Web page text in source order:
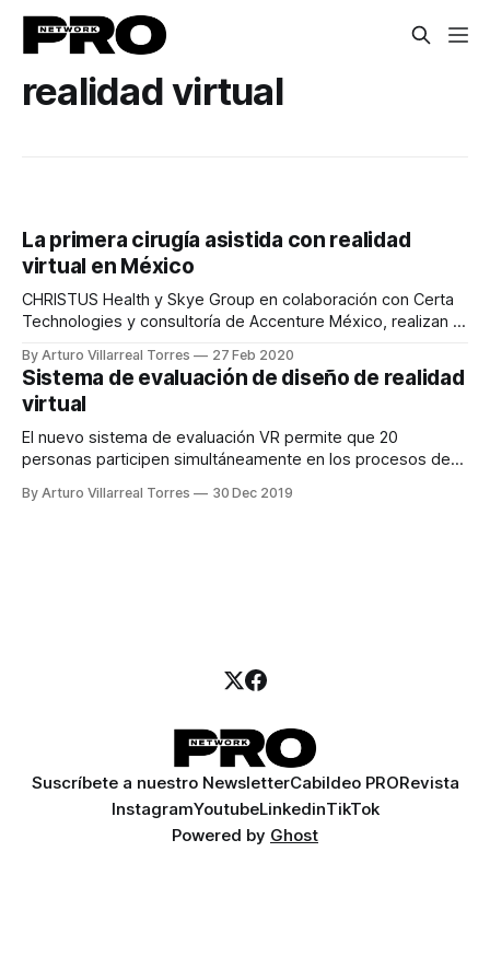
realidad virtual
La primera cirugía asistida con realidad
virtual en México
CHRISTUS Health y Skye Group en colaboración con Certa
Technologies y consultoría de Accenture México, realizan la
By Arturo Villarreal Torres 27 Feb 2020
Sistema de evaluación de diseño de realidad
virtual
El nuevo sistema de evaluación VR permite que 20
personas participen simultáneamente en los procesos de
By Arturo Villarreal Torres 30 Dec 2019
Suscríbete a nuestro NewsletterCabildeo PRORevista
InstagramYoutubeLinkedinTikTok
Powered by Ghost